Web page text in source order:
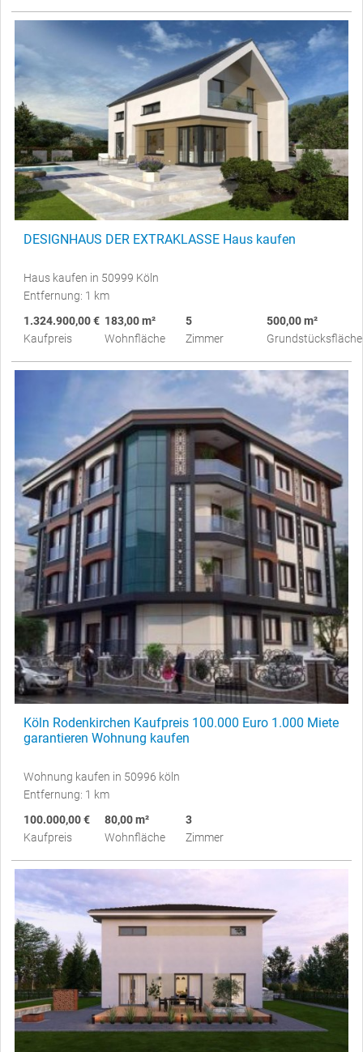
DESIGNHAUS DER EXTRAKLASSE Haus kaufen
Haus kaufen in 50999 Köln
Entfernung: 1 km
1.324.900,00 €
Kaufpreis
183,00 m²
Wohnfläche
5
Zimmer
500,00 m²
Grundstücksfläche
Köln Rodenkirchen Kaufpreis 100.000 Euro 1.000 Miete
garantieren Wohnung kaufen
Wohnung kaufen in 50996 köln
Entfernung: 1 km
100.000,00 €
Kaufpreis
80,00 m²
Wohnfläche
3
Zimmer